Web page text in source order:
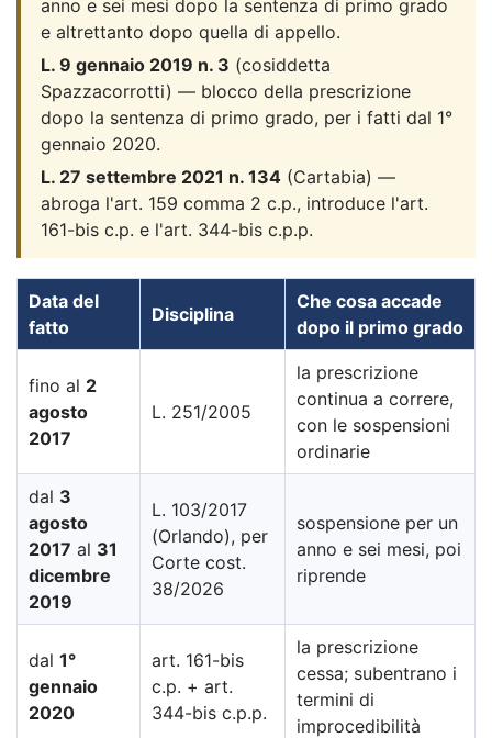
anno e sei mesi dopo la sentenza di primo grado
e altrettanto dopo quella di appello.
L. 9 gennaio 2019 n. 3 (cosiddetta
Spazzacorrotti) — blocco della prescrizione
dopo la sentenza di primo grado, per i fatti dal 1°
gennaio 2020.
L. 27 settembre 2021 n. 134 (Cartabia) —
abroga l'art. 159 comma 2 c.p., introduce l'art.
161-bis c.p. e l'art. 344-bis c.p.p.
Data del
fatto
Disciplina
Che cosa accade
dopo il primo grado
fino al 2
agosto
2017
L. 251/2005
la prescrizione
continua a correre,
con le sospensioni
ordinarie
dal 3
agosto
2017 al 31
dicembre
2019
L. 103/2017
(Orlando), per
Corte cost.
38/2026
sospensione per un
anno e sei mesi, poi
riprende
dal 1°
gennaio
2020
art. 161-bis
c.p. + art.
344-bis c.p.p.
la prescrizione
cessa; subentrano i
termini di
improcedibilità